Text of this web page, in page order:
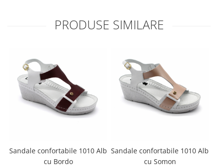
PRODUSE SIMILARE
Sandale confortabile 1010 Alb
cu Bordo
Sandale confortabile 1010 Alb
cu Somon